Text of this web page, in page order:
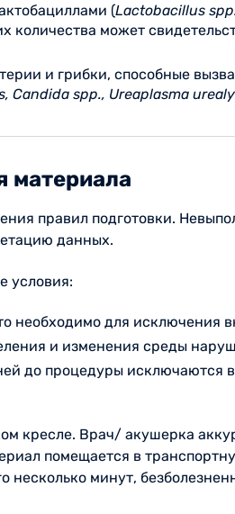
(Lactobacillus
может
и грибки, способные
Candida spp., Ureaplasma
материала
правил подготовки.
данных.
условия:
необходимо для исключения
и изменения среды
до процедуры исключаются
кресле. Врач/ акушерка
помещается в
минут,